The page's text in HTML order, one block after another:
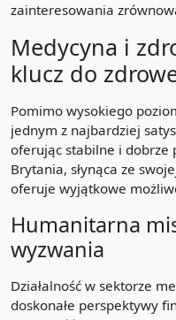
zainteresowania
Medycyna i
klucz do
Pomimo wysokiego
jednym z najbardziej
oferując stabilne i dobrze
Brytania, słynąca ze
oferuje wyjątkowe
Humanitarna
wyzwania
Działalność w sektorze
doskonałe perspektywy